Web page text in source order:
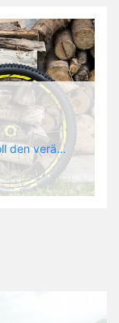
Deemax DH Der neue Laufradsatz soll den veränderten Ansprüchen im Downhill Einsatz gerecht werden: die Geschwindigkeiten werden immer höher, die Kräfte, die aufs Material wirken ebenfalls. Damit steigen natürlich auch die Ansprüche der Fahrer ans Material. Das einzige, was eventuell niedriger wird, ist der Reifendruck. Somit ergibt sich der Anforderungskatalog an das Deemax-Update. Hier ist das Ergebnis: - der Laufradsatz bekam eine neue Felge mit 28 mm Innenbreite. Laut Scott Sharples ist das der beste Kompromiss aus Stabilität, Gewicht und Steifigkeit, vor allem aber passt diese Breite am besten zu den Reifen, die aktuell auf dem Markt sind und im Renneinsatz gefahren werden. Es gehe auch breite und schmaler, 28 mm hätten sich aber im Test als Optimum herausgestellt. - mit einem 4D-Fertigungsprozess wurde die Materialverteilung optimiert: Stabilität dort, wo sie erforderlich ist, Gewichtsersparnis da, wo es Sinn macht. Somit gibt Mavic eine GGewichtsersparnis von 15 % an, ohne an Stabilität einzubüßen - neue, ultraleichte „double butted“ Speichen und ein super effizienter Freilauf - Mavics bewährtes UST System für perfekte Kompatibilität mit Tubeless Reifen - Gewicht (Laufradset): 1944 g)